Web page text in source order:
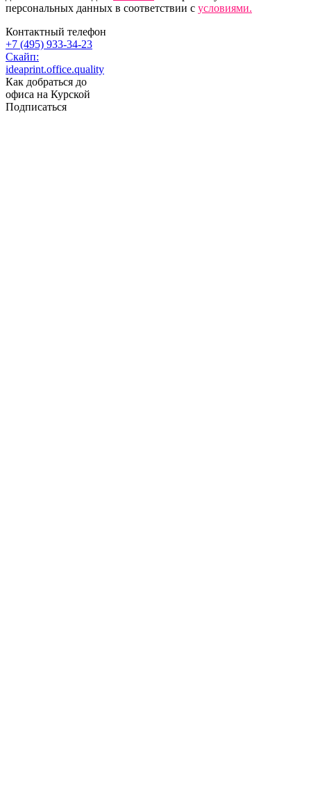
персональных данных в соответствии с условиями.
Контактный телефон
+7 (495) 933-34-23
Скайп:
ideaprint.office.quality
Как добраться до
офиса на Курской
Подписаться